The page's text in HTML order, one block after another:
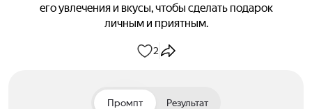
его увлечения и вкусы, чтобы сделать подарок
личным и приятным.
2
Промпт Результат